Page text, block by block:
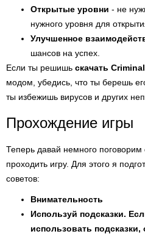
Открытые уровни - не
нужного уровня для
Улучшенное
шансов на успех.
Если ты решишь скачать
модом, убедись, что ты берешь
ты избежишь вирусов и других
Прохождение игры
Теперь давай немного поговорим
проходить игру. Для этого я
советов:
Внимательность
Используй подсказки.
использовать подсказки,